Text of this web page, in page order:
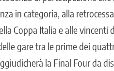
in categoria, alla
Coppa Italia e alle vincenti
gare tra le prime dei
la Final Four da